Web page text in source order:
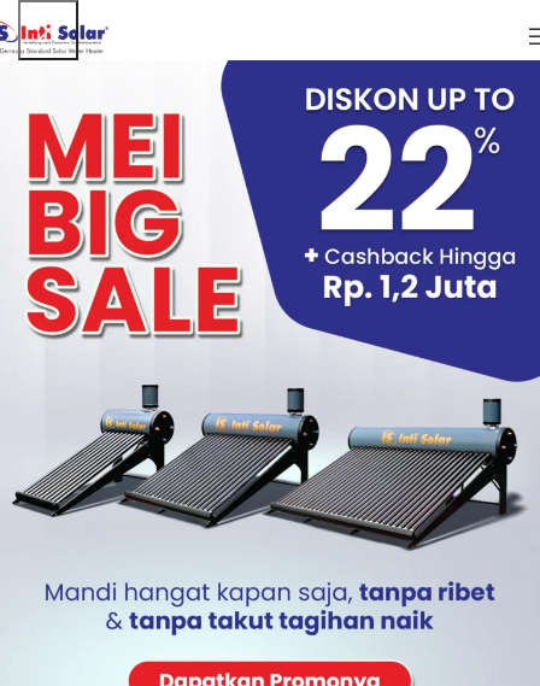
Langkah Bersihkan Botol Dengan Pemanas
Air Tenaga Surya
Air panas atau air hangat yang Anda dapatkan dari
pemanas air tenaga suryabisa dimanfaatkan untuk